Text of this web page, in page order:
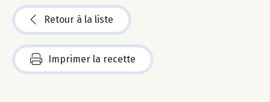
Retour à la liste
Imprimer la recette